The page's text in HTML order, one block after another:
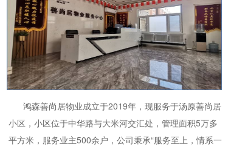
鸿森善尚居物业成立于2019年，现服务于汤原善尚居
小区，小区位于中华路与大米河交汇处，管理面积5万多
平方米，服务业主500余户，公司秉承“服务至上，情系一